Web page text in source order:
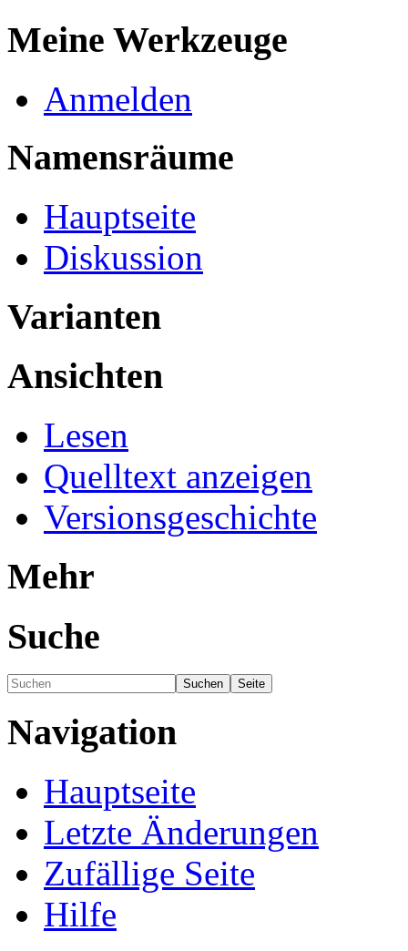
Meine Werkzeuge
Anmelden
Namensräume
Hauptseite
Diskussion
Varianten
Ansichten
Lesen
Quelltext anzeigen
Versionsgeschichte
Mehr
Suche
Navigation
Hauptseite
Letzte Änderungen
Zufällige Seite
Hilfe